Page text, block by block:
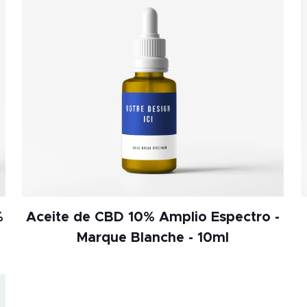
Aceite de CBD 10% Amplio Espectro -
Marque Blanche - 10ml